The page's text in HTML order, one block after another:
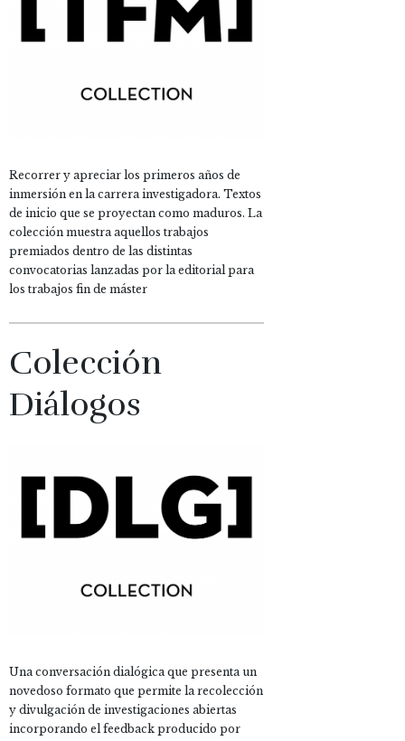
Recorrer y apreciar los primeros años de
inmersión en la carrera investigadora. Textos
de inicio que se proyectan como maduros. La
colección muestra aquellos trabajos
premiados dentro de las distintas
convocatorias lanzadas por la editorial para
los trabajos fin de máster
Colección
Diálogos
Una conversación dialógica que presenta un
novedoso formato que permite la recolección
y divulgación de investigaciones abiertas
incorporando el feedback producido por